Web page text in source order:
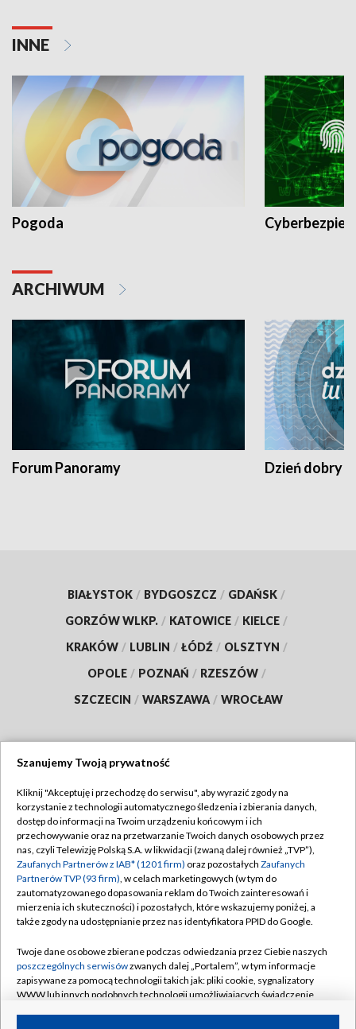
INNE
Pogoda
ARCHIWUM
Forum Panoramy Dzień dobry
BIAŁYSTOK / BYDGOSZCZ / GDAŃSK /
GORZÓW WLKP. / KATOWICE / KIELCE /
KRAKÓW / LUBLIN / ŁÓDŹ / OLSZTYN /
OPOLE / POZNAŃ / RZESZÓW /
SZCZECIN / WARSZAWA / WROCŁAW
TVP
Abonament TVP
Emisja w TVP
Centrum informacji TVP
Naziemna Telewizja Cyfrowa
Rada Programowa
System NOS
Informacje o nadawcy
Regulamin TVP
Polityka prywatności
Moje zgody
Pomoc
Kontakt
Kanały
Szanujemy Twoją prywatność
Kliknij "Akceptuję i przechodzę do serwisu", aby wyrazić zgody na
korzystanie z technologii automatycznego śledzenia i zbierania danych,
dostęp do informacji na Twoim urządzeniu końcowym i ich
przechowywanie oraz na przetwarzanie Twoich danych osobowych przez
nas, czyli Telewizję Polską S.A. w likwidacji (zwaną dalej również „TVP”),
Zaufanych Partnerów z IAB* (1201 firm) oraz pozostałych Zaufanych
Partnerów TVP (93 firm), w celach marketingowych (w tym do
zautomatyzowanego dopasowania reklam do Twoich zainteresowań i
mierzenia ich skuteczności) i pozostałych, które wskazujemy poniżej, a
także zgody na udostępnianie przez nas identyfikatora PPID do Google.
Twoje dane osobowe zbierane podczas odwiedzania przez Ciebie naszych
poszczególnych serwisówzwanych dalej „Portalem”, w tym informacje
zapisywane za pomocą technologii takich jak: pliki cookie, sygnalizatory
WWW lub innych podobnych technologii umożliwiających świadczenie